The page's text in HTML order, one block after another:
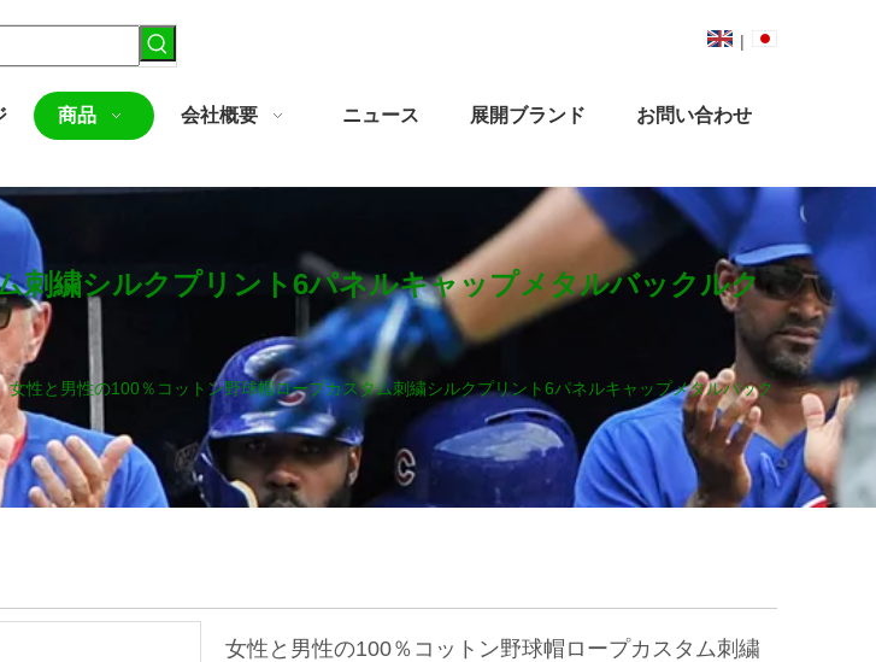
|
商品 会社概要 ニュース 展開ブランド お問い合わせ
刺繍シルクプリント6パネルキャップメタルバックルク
女性と男性の100％コットン野球帽ロープカスタム刺繍シルクプリント6パネルキャップメタルバック
女性と男性の100％コットン野球帽ロープカスタム刺繍